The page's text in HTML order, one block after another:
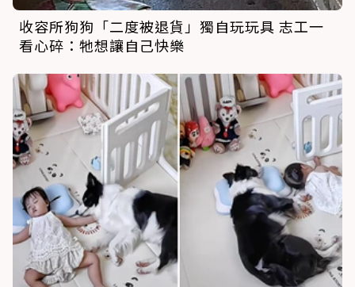
收容所狗狗「二度被退貨」獨自玩玩具 志工一
看心碎：牠想讓自己快樂